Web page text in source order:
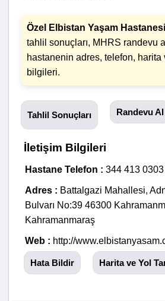
Özel Elbistan Yaşam Hastanesi
tahlil sonuçları, MHRS randevu
hastanenin adres, telefon, harita
bilgileri.
Tahlil Sonuçları Randevu Al
İletişim Bilgileri
Hastane Telefon :344 413 0303
Adres : Battalgazi Mahallesi,
Bulvarı No:39 46300
Kahramanmaraş
Web : http://
Hata Bildir Harita ve Yol